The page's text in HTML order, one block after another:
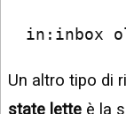
in:inbox
Un altro tipo di
state lette è la